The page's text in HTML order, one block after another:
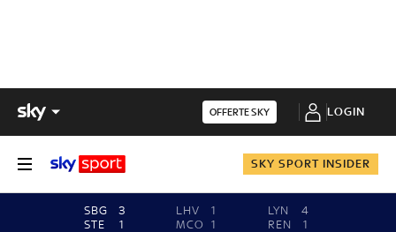
OFFERTE SKY LOGIN
SKY SPORT INSIDER
SBG
3
STE
1
LHV
1
MCO
1
LYN
4
REN
1